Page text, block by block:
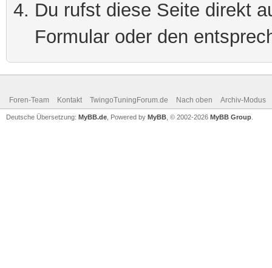
Du rufst diese Seite direkt
Formular oder den
Foren-Team Kontakt TwingoTuningForum.de Nach oben Archiv-Modus
Deutsche Übersetzung: MyBB.de , Powered by MyBB , © 2002-2026 MyBB Group